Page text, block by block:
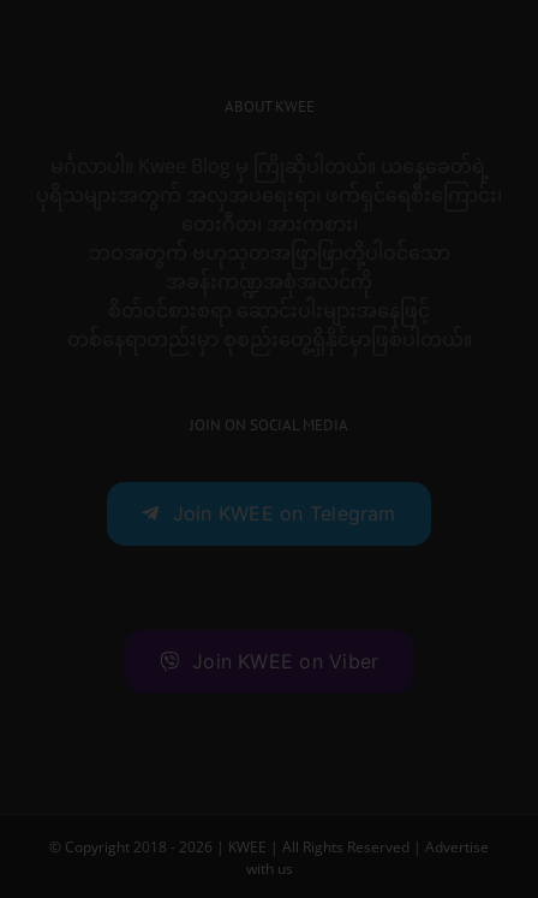
ABOUT KWEE
JOIN ON SOCIAL MEDIA
Join KWEE on Telegram
Join KWEE on Viber
© Copyright 2018 - 2026 | KWEE | All Rights Reserved | Advertise
with us